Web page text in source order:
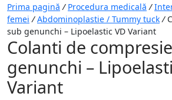
Prima pagină / Procedura medicală /
femei / Abdominoplastie / Tummy tuck /
sub genunchi – Lipoelastic VD Variant
Colanti de
genunchi –
Variant